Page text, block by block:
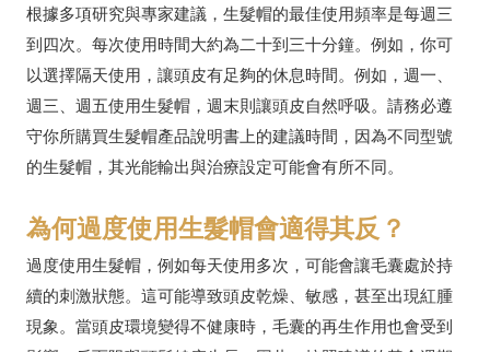
根據多項研究與專家建議，生髮帽的最佳使用頻率是每週三
到四次。每次使用時間大約為二十到三十分鐘。例如，你可
以選擇隔天使用，讓頭皮有足夠的休息時間。例如，週一、
週三、週五使用生髮帽，週末則讓頭皮自然呼吸。請務必遵
守你所購買生髮帽產品說明書上的建議時間，因為不同型號
的生髮帽，其光能輸出與治療設定可能會有所不同。
為何過度使用生髮帽會適得其反？
過度使用生髮帽，例如每天使用多次，可能會讓毛囊處於持
續的刺激狀態。這可能導致頭皮乾燥、敏感，甚至出現紅腫
現象。當頭皮環境變得不健康時，毛囊的再生作用也會受到